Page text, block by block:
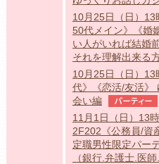
10月25日（日）13
50代メイン》《婚
い人がいれば結
それを理解出来る
10月25日（日）
代》《恋活/友活》
会い編
パーティー
11月1日（日）13
2F202《公務員/資
定職男性限定パ
（銀行.弁護士.医